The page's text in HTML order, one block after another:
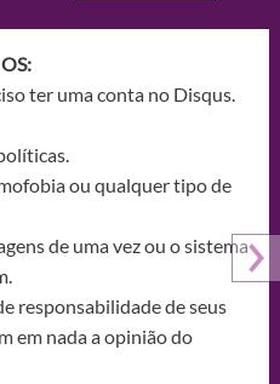
ter uma conta no Disqus.
ou qualquer tipo de
de uma vez ou o sistema
responsabilidade de seus
em nada a opinião do